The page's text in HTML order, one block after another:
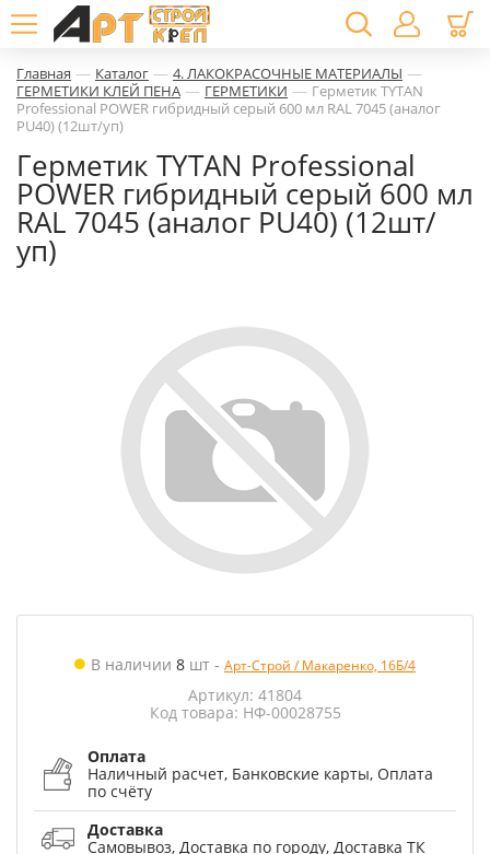
Главная — Каталог — 4. ЛАКОКРАСОЧНЫЕ МАТЕРИАЛЫ —
ГЕРМЕТИКИ КЛЕЙ ПЕНА — ГЕРМЕТИКИ — Герметик TYTAN
Professional POWER гибридный серый 600 мл RAL 7045 (аналог
PU40) (12шт/уп)
Герметик TYTAN Professional
POWER гибридный серый 600 мл
RAL 7045 (аналог PU40) (12шт/
уп)
В наличии 8 шт - Арт-Строй / Макаренко, 16Б/4
Артикул: 41804
Код товара: НФ-00028755
Оплата
Наличный расчет, Банковские карты, Оплата
по счёту
Доставка
Самовывоз, Доставка по городу, Доставка ТК